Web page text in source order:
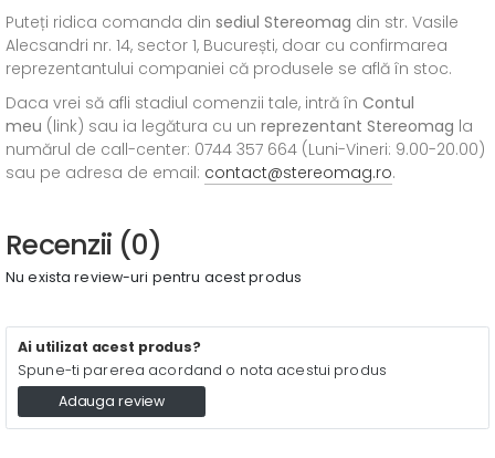
Puteți ridica comanda din sediul Stereomag din str. Vasile
Alecsandri nr. 14, sector 1, București, doar cu confirmarea
reprezentantului companiei că produsele se află în stoc.
Daca vrei să afli stadiul comenzii tale, intră în Contul
meu (link) sau ia legătura cu un reprezentant Stereomag la
numărul de call-center: 0744 357 664 (Luni-Vineri: 9.00-20.00)
sau pe adresa de email: contact@stereomag.ro.
Recenzii (0)
Nu exista review-uri pentru acest produs
Ai utilizat acest produs?
Spune-ti parerea acordand o nota acestui produs
Adauga review